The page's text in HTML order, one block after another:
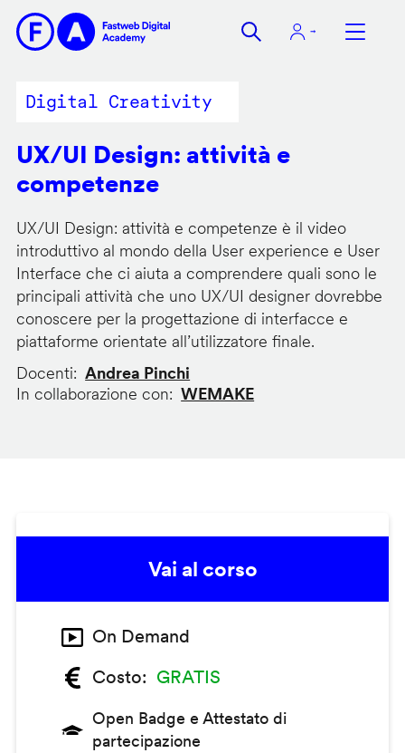
contenuto
Digital Creativity
UX/UI Design: attività e
competenze
UX/UI Design: attività e competenze è il video
introduttivo al mondo della User experience e User
Interface che ci aiuta a comprendere quali sono le
principali attività che uno UX/UI designer dovrebbe
conoscere per la progettazione di interfacce e
piattaforme orientate all’utilizzatore finale.
Docenti
Andrea Pinchi
In collaborazione con
WEMAKE
Vai al corso
On Demand
Costo
GRATIS
Open Badge e Attestato di
partecipazione